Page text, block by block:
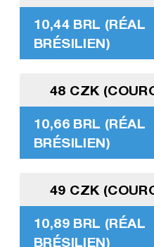
10,44 BRL (RÉAL
BRÉSILIEN)
48 CZK
10,66 BRL (RÉAL
BRÉSILIEN)
49 CZK
10,89 BRL (RÉAL
BRÉSILIEN)